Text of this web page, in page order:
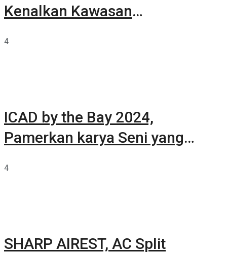
Kenalkan Kawasan
4
ICAD by the Bay 2024,
Pamerkan karya Seni yang
4
SHARP AIREST, AC Split